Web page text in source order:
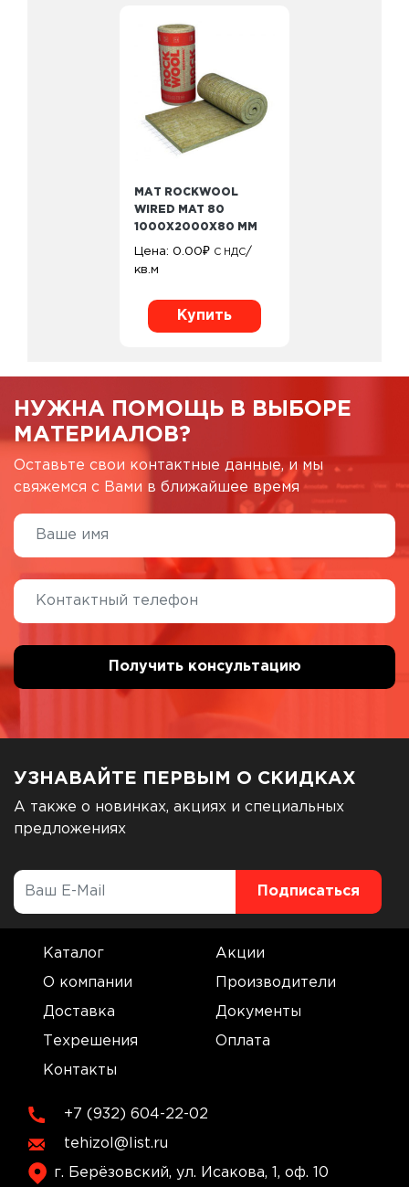
МАТ ROCKWOOL
WIRED MAT 80
1000Х2000Х80 ММ
Цена: 0.00₽ С НДС/
кв.м
Купить
НУЖНА ПОМОЩЬ В ВЫБОРЕ
МАТЕРИАЛОВ?
Оставьте свои контактные данные, и мы
свяжемся с Вами в ближайшее время
УЗНАВАЙТЕ ПЕРВЫМ О СКИДКАХ
А также о новинках, акциях и специальных
предложениях
Каталог Акции
О компании Производители
Доставка Документы
Техрешения Оплата
Контакты
+7 (932) 604-22-02
tehizol@list.ru
г. Берёзовский, ул. Исакова, 1, оф. 10